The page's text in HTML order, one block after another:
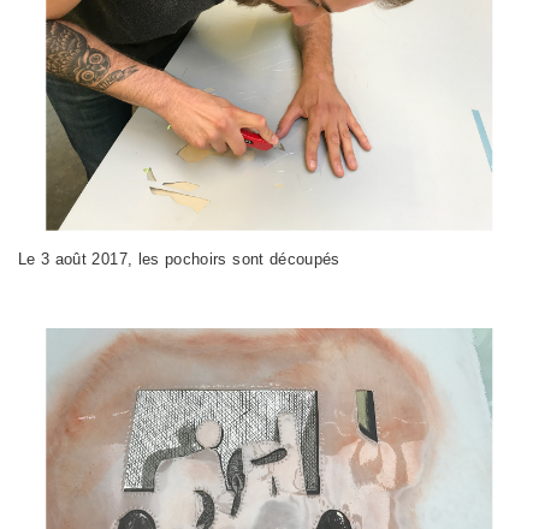
Le 3 août 2017, les pochoirs sont découpés